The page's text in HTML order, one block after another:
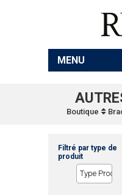
MENU
Boutique
Filtré par type de
produit